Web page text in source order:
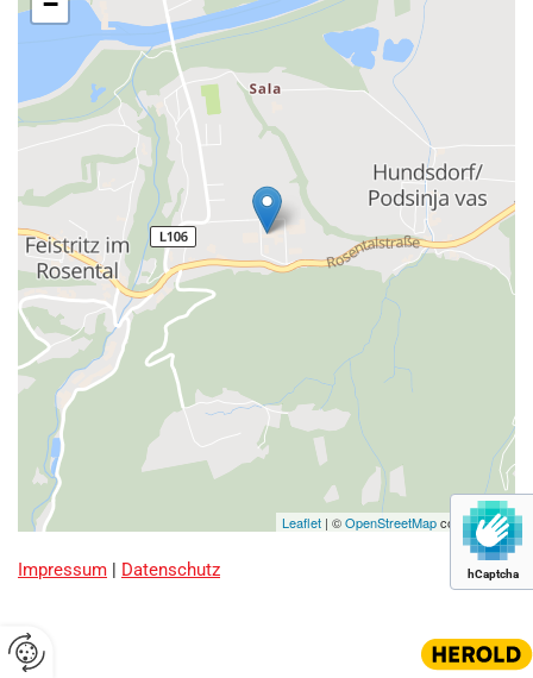
Leaflet | ©OpenStreetMapcontributors
Impressum | Datenschutz hCaptcha
Website erstellt von HEROLD